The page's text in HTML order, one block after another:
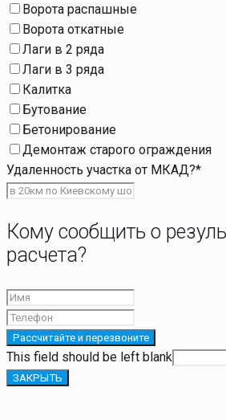
Ворота распашные
Ворота откатные
Лаги в 2 ряда
Лаги в 3 ряда
Калитка
Бутование
Бетонирование
Демонтаж старого ограждения
Удаленность участка от МКАД?*
Кому сообщить о
расчета?
Рассчитайте и перезвоните
This field should be left blank
ЗАКРЫТЬ